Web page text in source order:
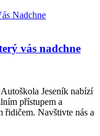
vás nadchne
Jeseník nabízí
přístupem a
řidičem. Navštivte nás a